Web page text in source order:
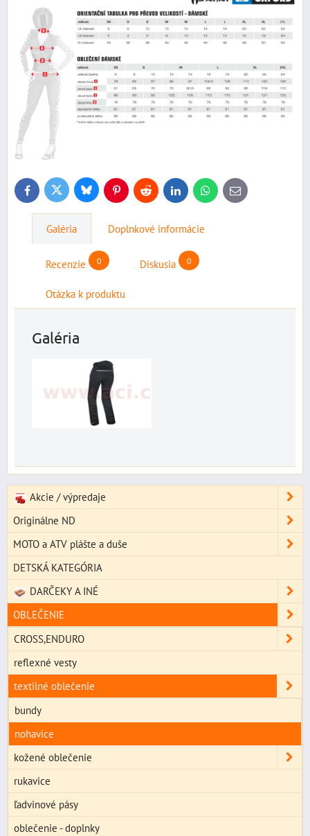
FacebookTwitter BlueskyPinterestReddit LinkedInWhatsApp
E-
mail
Galéria Doplnkové informácie
Recenzie 0 Diskusia 0
Otázka k produktu
Galéria
Akcie / výpredaje
Originálne ND
MOTO a ATV plášte a duše
DETSKÁ KATEGÓRIA
DARČEKY A INÉ
OBLEČENIE
CROSS,ENDURO
reflexné vesty
textilné oblečenie
bundy
nohavice
kožené oblečenie
rukavice
ľadvinové pásy
oblečenie - doplnky